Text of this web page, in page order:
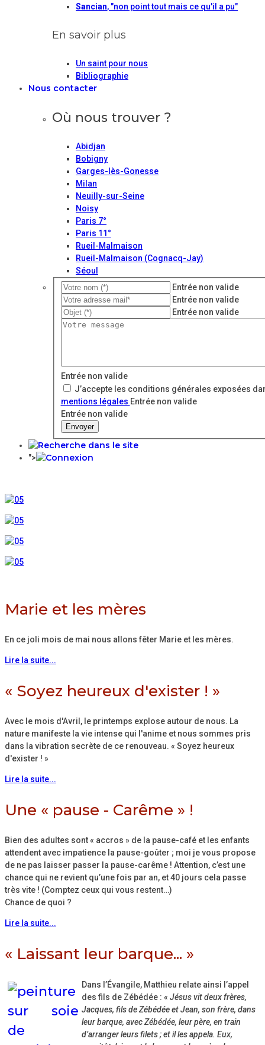
Sancian, "non point tout mais ce qu'il a pu"
En savoir plus
Un saint pour nous
Bibliographie
Nous contacter
Où nous trouver ?
Abidjan
Bobigny
Garges-lès-Gonesse
Milan
Neuilly-sur-Seine
Noisy
Paris 7°
Paris 11°
Rueil-Malmaison
Rueil-Malmaison (Cognacq-Jay)
Séoul
Entrée non valide
Entrée non valide
Entrée non valide
Entrée non valide
J’accepte les conditions générales exposées
mentions légales Entrée non valide
Entrée non valide
Envoyer
">
Marie et les mères
En ce joli mois de mai nous allons fêter Marie et les mères.
Lire la suite...
« Soyez heureux d'exister ! »
Avec le mois d'Avril, le printemps explose autour de nous. La
nature manifeste la vie intense qui l'anime et nous sommes pris
dans la vibration secrète de ce renouveau. « Soyez heureux
d'exister ! »
Lire la suite...
Une « pause - Carême » !
Bien des adultes sont « accros » de la pause-café et les enfants
attendent avec impatience la pause-goûter ; moi je vous propose
de ne pas laisser passer la pause-carême ! Attention, c’est une
chance qui ne revient qu’une fois par an, et 40 jours cela passe
très vite ! (Comptez ceux qui vous restent…)
Chance de quoi ?
Lire la suite...
« Laissant leur barque... »
Dans l’Évangile, Matthieu relate ainsi l’appel
des fils de Zébédée : « Jésus vit deux frères,
Jacques, fils de Zébédée et Jean, son frère, dans
leur barque, avec Zébédée, leur père, en train
d’arranger leurs filets ; et il les appela. Eux,